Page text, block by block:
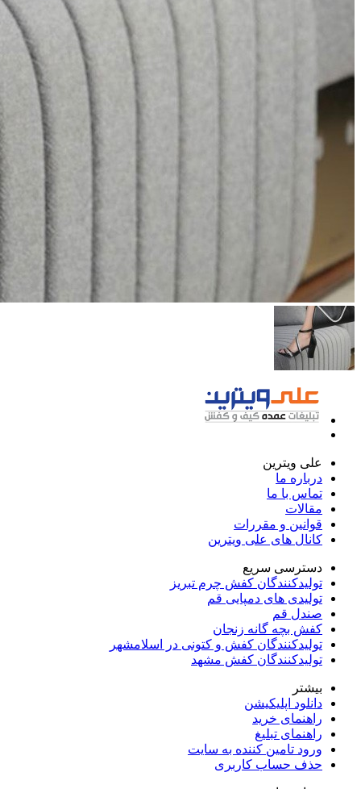
علی ویترین
درباره ما
تماس با ما
مقالات
قوانین و مقررات
کانال های علی ویترین
دسترسی سریع
تولیدکنندگان کفش چرم تبریز
تولیدی های دمپایی قم
صندل قم
کفش بچه گانه زنجان
تولیدکنندگان کفش و کتونی در اسلامشهر
تولیدکنندگان کفش مشهد
بیشتر
دانلود اپلیکیشن
راهنمای خرید
راهنمای تبلیغ
ورود تامین کننده به سایت
حذف حساب کاربری